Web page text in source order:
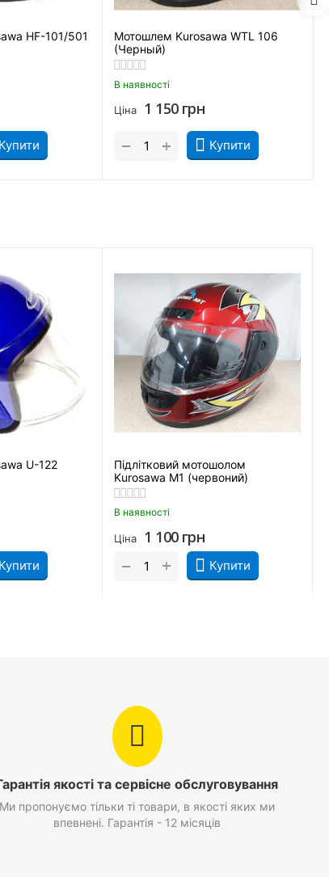
HF-101/501
Купити
Мотошлем Kurosawa WTL 106
(Черный)
В наявності
Ціна 1 150 грн
Купити
+
−
U-122
Купити
Підлітковий мотошолом
Kurosawa M1 (червоний)
В наявності
Ціна 1 100 грн
Купити
+
−
якості та сервісне обслуговування
Ми пропонуємо тільки ті товари, в якості яких ми
впевнені. Гарантія - 12 місяців